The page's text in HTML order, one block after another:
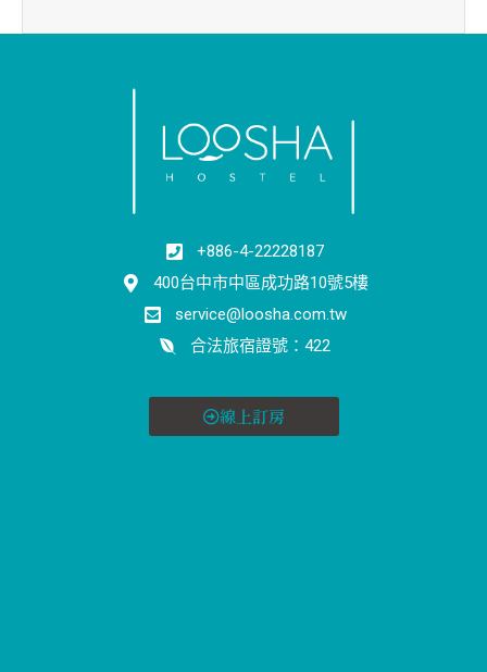
+886-4-22228187
400台中市中區成功路10號5樓
service@loosha.com.tw
合法旅宿證號：422
線上訂房